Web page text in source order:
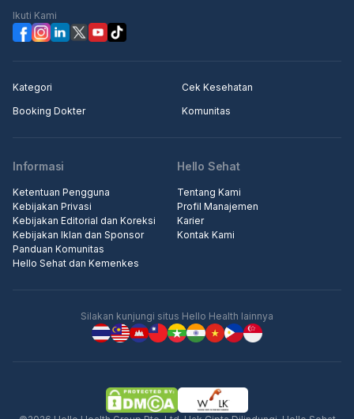
Ikuti Kami
Kategori
Cek Kesehatan
Booking Dokter
Komunitas
Informasi
Ketentuan Pengguna
Kebijakan Privasi
Kebijakan Editorial dan Koreksi
Kebijakan Iklan dan Sponsor
Panduan Komunitas
Hello Sehat dan Kemenkes
Hello Sehat
Tentang Kami
Profil Manajemen
Karier
Kontak Kami
Silakan kunjungi situs Hello Health lainnya